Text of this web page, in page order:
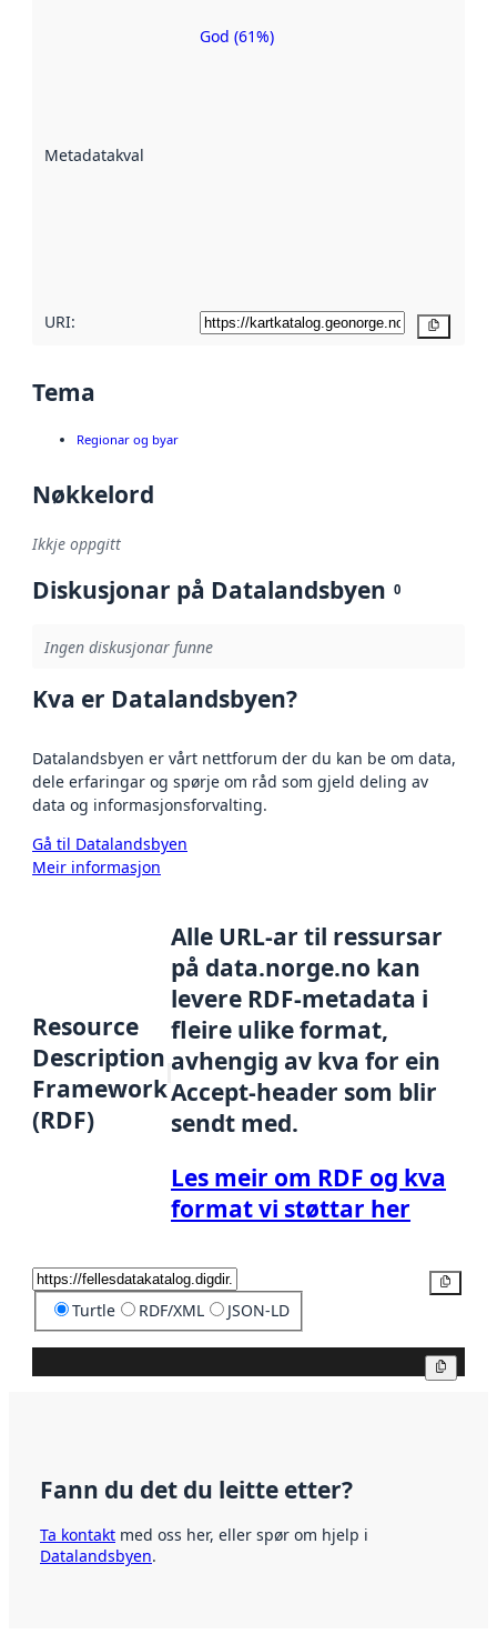
Metadatakvalitet
Metadatakvalitet
God (61%)
URI:
Tema
Regionar og byar
Nøkkelord
Ikkje oppgitt
Diskusjonar på Datalandsbyen 0
Ingen diskusjonar funne
Kva er Datalandsbyen?
Datalandsbyen er vårt nettforum der du kan be om data,
dele erfaringar og spørje om råd som gjeld deling av
data og informasjonsforvalting.
Gå til Datalandsbyen
Meir informasjon
Resource
Description
Framework
(RDF)
Alle URL-ar til ressursar
på data.norge.no kan
levere RDF-metadata i
fleire ulike format,
avhengig av kva for ein
Accept-header som blir
sendt med.
Les meir om RDF og kva
format vi støttar her
Turtle RDF/XML JSON-LD
Fann du det du leitte etter?
Ta kontakt med oss her, eller spør om hjelp i
Datalandsbyen.